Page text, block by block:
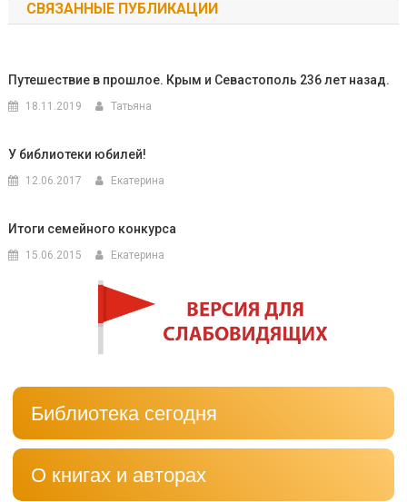
записям
СВЯЗАННЫЕ ПУБЛИКАЦИИ
Путешествие в прошлое. Крым и Севастополь 236 лет назад.
18.11.2019 Татьяна
У библиотеки юбилей!
12.06.2017 Екатерина
Итоги семейного конкурса
15.06.2015 Екатерина
Библиотека сегодня
О книгах и авторах